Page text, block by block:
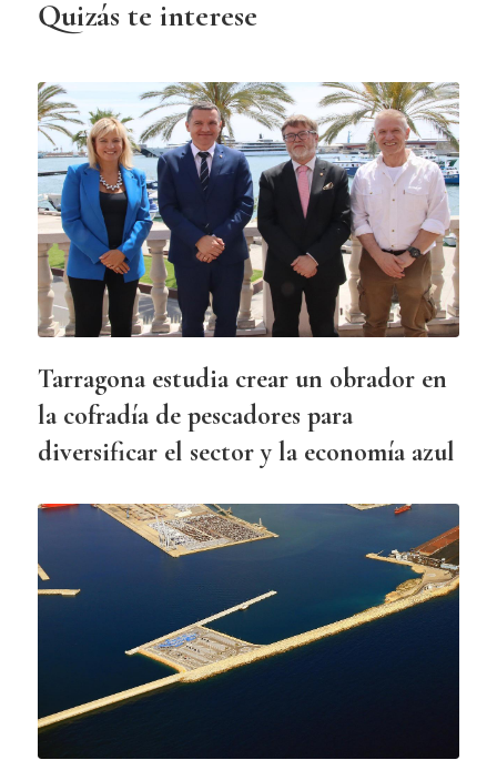
Quizás te interese
Tarragona estudia crear un obrador en
la cofradía de pescadores para
diversificar el sector y la economía azul